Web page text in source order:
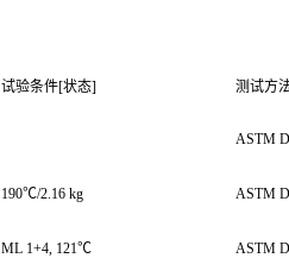
试验条件[状态] 测试方
ASTM
190℃/2.16 kg ASTM
ML 1+4, 121℃ ASTM